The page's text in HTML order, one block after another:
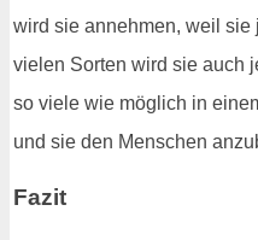
wird sie annehmen, weil
vielen Sorten wird sie auch
so viele wie möglich in
und sie den Menschen
Fazit